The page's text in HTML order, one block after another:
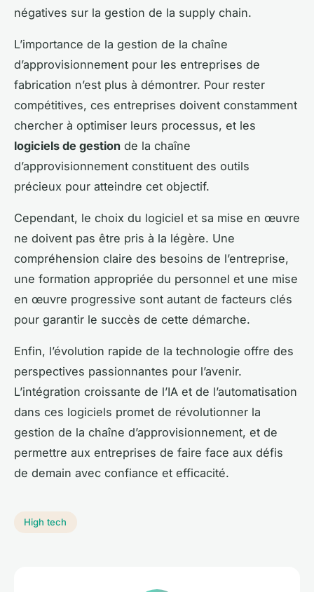
négatives sur la gestion de la supply chain.
L’importance de la gestion de la chaîne
d’approvisionnement pour les entreprises de
fabrication n’est plus à démontrer. Pour rester
compétitives, ces entreprises doivent constamment
chercher à optimiser leurs processus, et les
logiciels de gestion de la chaîne
d’approvisionnement constituent des outils
précieux pour atteindre cet objectif.
Cependant, le choix du logiciel et sa mise en œuvre
ne doivent pas être pris à la légère. Une
compréhension claire des besoins de l’entreprise,
une formation appropriée du personnel et une mise
en œuvre progressive sont autant de facteurs clés
pour garantir le succès de cette démarche.
Enfin, l’évolution rapide de la technologie offre des
perspectives passionnantes pour l’avenir.
L’intégration croissante de l’IA et de l’automatisation
dans ces logiciels promet de révolutionner la
gestion de la chaîne d’approvisionnement, et de
permettre aux entreprises de faire face aux défis
de demain avec confiance et efficacité.
High tech